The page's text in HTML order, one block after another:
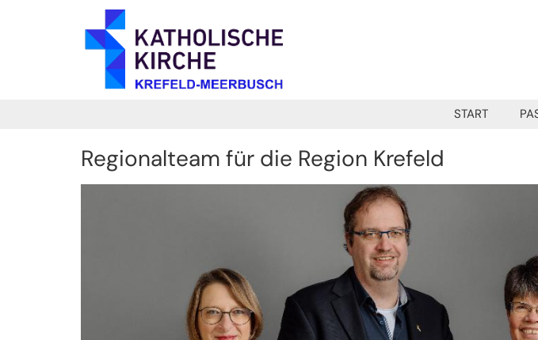
Zum Inhalt springen
START
Regionalteam für die Region Krefeld